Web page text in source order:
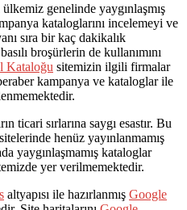
genelinde yaygınlaşmış
kataloglarını incelemeyi ve
sıra bir kaç dakikalık
broşürlerin de kullanımını
Kataloğu sitemizin ilgili firmalar
kampanya ve kataloglar ile
ticari sırlarına saygı esastır. Bu
henüz yayınlanmamış
yaygınlaşmamış kataloglar
yer verilmemektedir.
altyapısı ile hazırlanmış Google